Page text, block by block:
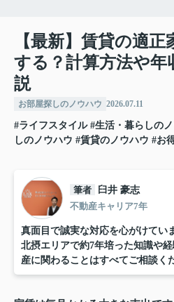
【最新】賃貸の適
する？計算方法や年
説
お部屋探しのノウハウ 2026.07.11
#ライフスタイル #生活・暮らしの
しのノウハウ #賃貸のノウハウ #お
筆者
臼井 豪志
不動産キャリア7年
真面目で誠実な対応を心がけてい
北摂エリアで約7年培った知識や
産に関わることはすべてご相談く